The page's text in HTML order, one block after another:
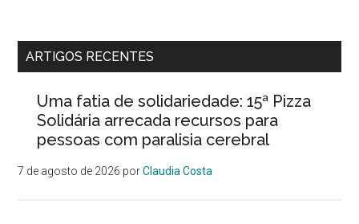
ARTIGOS RECENTES
Uma fatia de solidariedade: 15ª Pizza
Solidária arrecada recursos para
pessoas com paralisia cerebral
7 de agosto de 2026 porClaudia Costa